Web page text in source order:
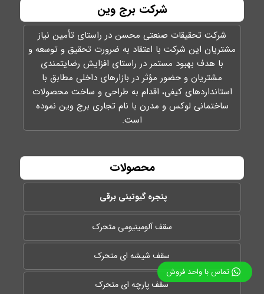
شرکت برج وین
شرکت تحقیقات صنعتی محسن در راستای تأمين نياز
مشتريان اين شركت با اعتقاد به ضرورت تحقيق و توسعه و
با هدف بهبود مستمر در راستای افزايش رضايتمندی
مشتريان و حضور مؤثر در بازارهای داخلی مطابق با
استانداردهای کیفی، اقدام به طراحی و ساخت محصولات
ساختمانی لوکس و مدرن با نام تجاری برج وین نموده
است.
محصولات
پنجره گیوتینی برقی
سقف آلومینیومی متحرک
سقف شیشه ای متحرک
سقف پارچه ای متحرک
تماس با واحد فروش